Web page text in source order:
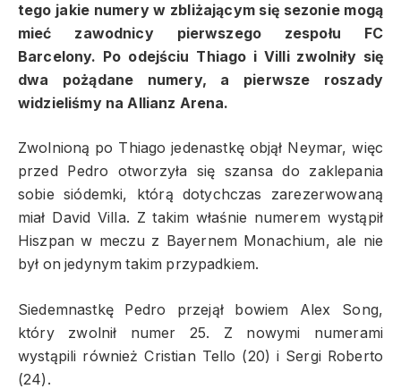
tego jakie numery w zbliżającym się sezonie mogą
mieć zawodnicy pierwszego zespołu FC
Barcelony. Po odejściu Thiago i Villi zwolniły się
dwa pożądane numery, a pierwsze roszady
widzieliśmy na Allianz Arena.
Zwolnioną po Thiago jedenastkę objął Neymar, więc
przed Pedro otworzyła się szansa do zaklepania
sobie siódemki, którą dotychczas zarezerwowaną
miał David Villa. Z takim właśnie numerem wystąpił
Hiszpan w meczu z Bayernem Monachium, ale nie
był on jedynym takim przypadkiem.
Siedemnastkę Pedro przejął bowiem Alex Song,
który zwolnił numer 25. Z nowymi numerami
wystąpili również Cristian Tello (20) i Sergi Roberto
(24).